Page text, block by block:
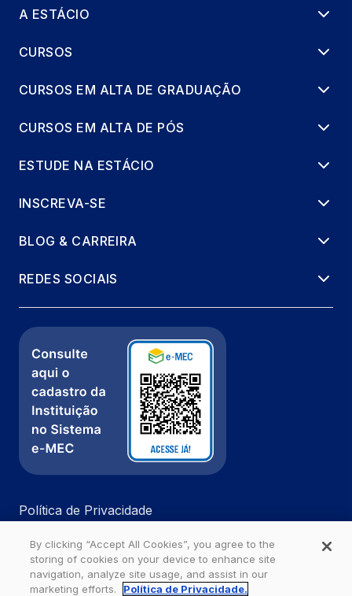
A ESTÁCIO
CURSOS
CURSOS EM ALTA DE GRADUAÇÃO
CURSOS EM ALTA DE PÓS
ESTUDE NA ESTÁCIO
INSCREVA-SE
BLOG & CARREIRA
REDES SOCIAIS
Política de Privacidade
Ouvidoria
By clicking “Accept All Cookies”, you agree to the
storing of cookies on your device to enhance site
navigation, analyze site usage, and assist in our
marketing efforts.
Política de Privacidade.